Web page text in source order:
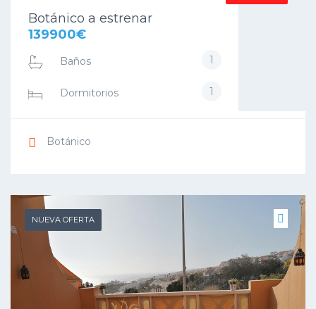
Botánico a estrenar
139900€
Baños 1
Dormitorios 1
Botánico
NUEVA OFERTA